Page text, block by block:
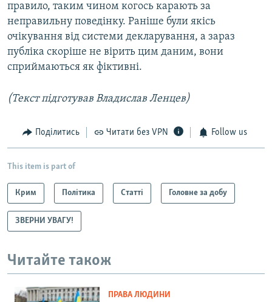
правило, таким чином когось карають за
неправильну поведінку. Раніше були якісь
очікування від системи декларування, а зараз
публіка скоріше не вірить цим даним, вони
сприймаються як фіктивні.
(Текст підготував Владислав Ленцев)
Поділитись Читати без VPN Follow us
This item is part of
Крим Політика Статті Головне за добу
ЗВЕРНИ УВАГУ!
Читайте також
ПРАВА ЛЮДИНИ